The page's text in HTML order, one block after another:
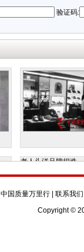
验证码:
老人头洋品牌捏造
中国质量万里行| 联系我们
Copyright ©